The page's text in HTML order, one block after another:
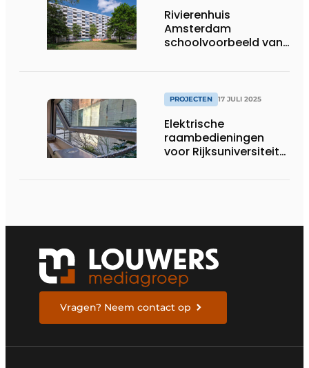
Rivierenhuis
Amsterdam
schoolvoorbeeld van
PROJECTEN 17 JULI 2025
Elektrische
raambedieningen
voor Rijksuniversiteit
Vragen? Neem contact op